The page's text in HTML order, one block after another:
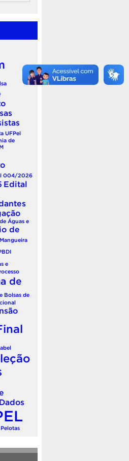
UFPel
de
004/2026
Edital
Águas e
de
e
de
Bolsas de